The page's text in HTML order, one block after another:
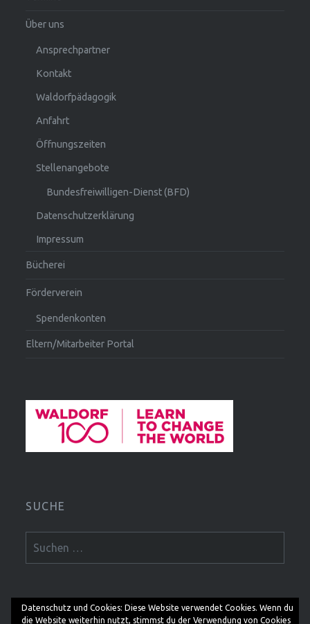
Über uns
Ansprechpartner
Kontakt
Waldorfpädagogik
Anfahrt
Öffnungszeiten
Stellenangebote
Bundesfreiwilligen-Dienst (BFD)
Datenschutzerklärung
Impressum
Bücherei
Förderverein
Spendenkonten
Eltern/Mitarbeiter Portal
SUCHE
nach:
Datenschutz und Cookies: Diese Website verwendet Cookies. Wenn du
die Website weiterhin nutzt, stimmst du der Verwendung von Cookies